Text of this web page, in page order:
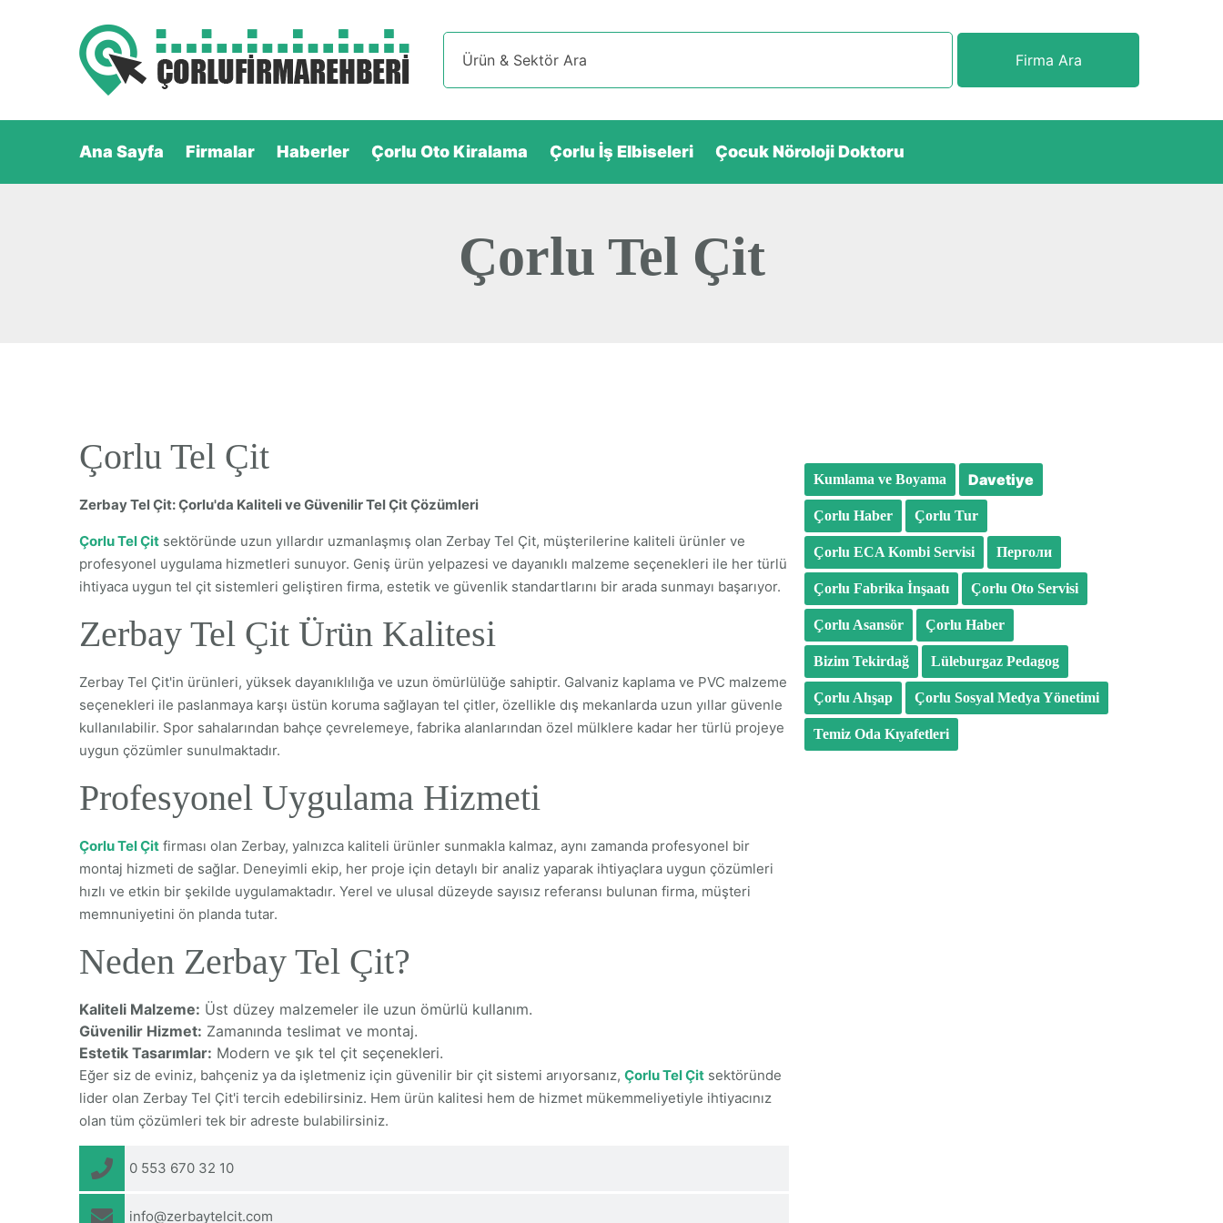
Firma Ara
Ana Sayfa Firmalar Haberler Çorlu Oto Kiralama Çorlu İş Elbiseleri Çocuk Nöroloji Doktoru
Çorlu Tel Çit
Çorlu Tel Çit
Zerbay Tel Çit: Çorlu'da Kaliteli ve Güvenilir Tel Çit Çözümleri
Çorlu Tel Çit sektöründe uzun yıllardır uzmanlaşmış olan Zerbay Tel Çit, müşterilerine kaliteli ürünler ve
profesyonel uygulama hizmetleri sunuyor. Geniş ürün yelpazesi ve dayanıklı malzeme seçenekleri ile her türlü
ihtiyaca uygun tel çit sistemleri geliştiren firma, estetik ve güvenlik standartlarını bir arada sunmayı başarıyor.
Zerbay Tel Çit Ürün Kalitesi
Zerbay Tel Çit'in ürünleri, yüksek dayanıklılığa ve uzun ömürlülüğe sahiptir. Galvaniz kaplama ve PVC malzeme
seçenekleri ile paslanmaya karşı üstün koruma sağlayan tel çitler, özellikle dış mekanlarda uzun yıllar güvenle
kullanılabilir. Spor sahalarından bahçe çevrelemeye, fabrika alanlarından özel mülklere kadar her türlü projeye
uygun çözümler sunulmaktadır.
Profesyonel Uygulama Hizmeti
Çorlu Tel Çit firması olan Zerbay, yalnızca kaliteli ürünler sunmakla kalmaz, aynı zamanda profesyonel bir
montaj hizmeti de sağlar. Deneyimli ekip, her proje için detaylı bir analiz yaparak ihtiyaçlara uygun çözümleri
hızlı ve etkin bir şekilde uygulamaktadır. Yerel ve ulusal düzeyde sayısız referansı bulunan firma, müşteri
memnuniyetini ön planda tutar.
Neden Zerbay Tel Çit?
Kaliteli Malzeme: Üst düzey malzemeler ile uzun ömürlü kullanım.
Güvenilir Hizmet: Zamanında teslimat ve montaj.
Estetik Tasarımlar: Modern ve şık tel çit seçenekleri.
Eğer siz de eviniz, bahçeniz ya da işletmeniz için güvenilir bir çit sistemi arıyorsanız, Çorlu Tel Çit sektöründe
lider olan Zerbay Tel Çit'i tercih edebilirsiniz. Hem ürün kalitesi hem de hizmet mükemmeliyetiyle ihtiyacınız
olan tüm çözümleri tek bir adreste bulabilirsiniz.
0 553 670 32 10
info@zerbaytelcit.com
Kumlama ve Boyama Davetiye
Çorlu Haber Çorlu Tur
Çorlu ECA Kombi Servisi Перголи
Çorlu Fabrika İnşaatı Çorlu Oto Servisi
Çorlu Asansör Çorlu Haber
Bizim Tekirdağ Lüleburgaz Pedagog
Çorlu Ahşap Çorlu Sosyal Medya Yönetimi
Temiz Oda Kıyafetleri